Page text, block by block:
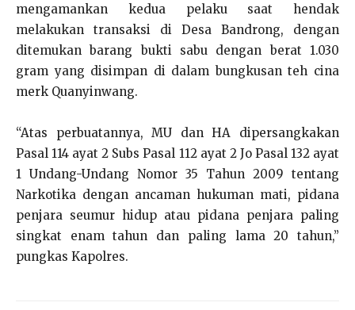
mengamankan kedua pelaku saat hendak
melakukan transaksi di Desa Bandrong, dengan
ditemukan barang bukti sabu dengan berat 1.030
gram yang disimpan di dalam bungkusan teh cina
merk Quanyinwang.
“Atas perbuatannya, MU dan HA dipersangkakan
Pasal 114 ayat 2 Subs Pasal 112 ayat 2 Jo Pasal 132 ayat
1 Undang-Undang Nomor 35 Tahun 2009 tentang
Narkotika dengan ancaman hukuman mati, pidana
penjara seumur hidup atau pidana penjara paling
singkat enam tahun dan paling lama 20 tahun,”
pungkas Kapolres.